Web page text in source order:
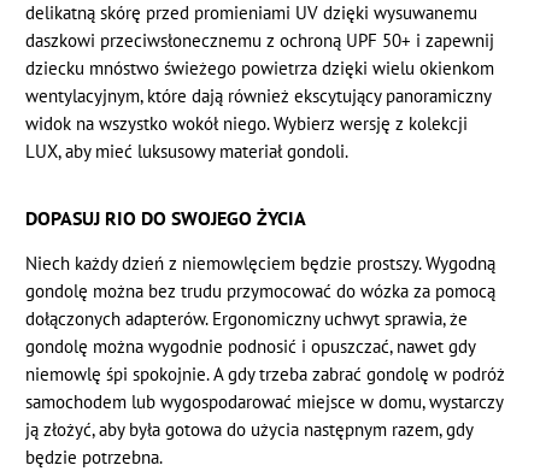
delikatną skórę przed promieniami UV dzięki wysuwanemu
daszkowi przeciwsłonecznemu z ochroną UPF 50+ i zapewnij
dziecku mnóstwo świeżego powietrza dzięki wielu okienkom
wentylacyjnym, które dają również ekscytujący panoramiczny
widok na wszystko wokół niego. Wybierz wersję z kolekcji
LUX, aby mieć luksusowy materiał gondoli.
DOPASUJ RIO DO SWOJEGO ŻYCIA
Niech każdy dzień z niemowlęciem będzie prostszy. Wygodną
gondolę można bez trudu przymocować do wózka za pomocą
dołączonych adapterów. Ergonomiczny uchwyt sprawia, że
gondolę można wygodnie podnosić i opuszczać, nawet gdy
niemowlę śpi spokojnie. A gdy trzeba zabrać gondolę w podróż
samochodem lub wygospodarować miejsce w domu, wystarczy
ją złożyć, aby była gotowa do użycia następnym razem, gdy
będzie potrzebna.